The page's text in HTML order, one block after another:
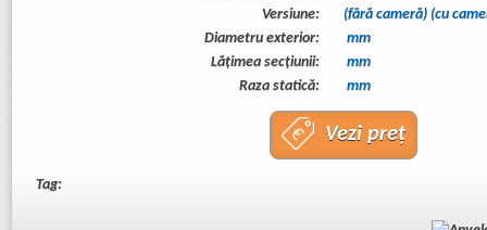
Versiune:
(fără cameră) (cu
Diametru exterior:
mm
Lăţimea secţiunii:
mm
Raza statică:
mm
Vezi preț
Tag: